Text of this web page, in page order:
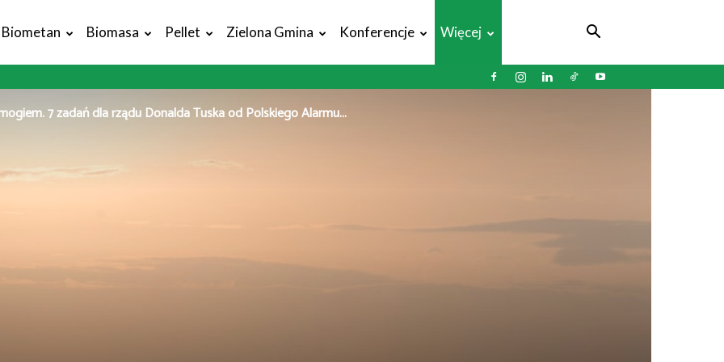
Biometan Biomasa Pellet Zielona Gmina Konferencje Więcej
7 zadań dla rządu Donalda Tuska od Polskiego Alarmu...